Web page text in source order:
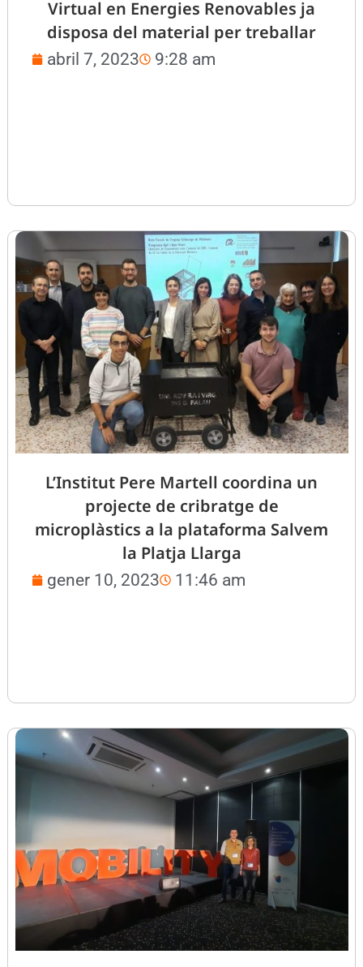
Virtual en Energies Renovables ja
disposa del material per treballar
abril 7, 2023 9:28 am
L’Institut Pere Martell coordina un
projecte de cribratge de
microplàstics a la plataforma Salvem
la Platja Llarga
gener 10, 2023 11:46 am